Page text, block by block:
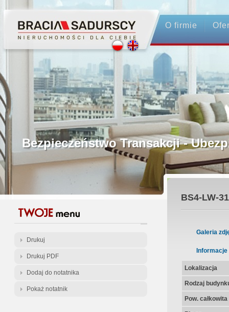
O firmie
Profesjonalne Pośrednictwo
Bezpieczeństwo Transakcji -
Licencjonowani Pośrednicy
Gwarancja Zwrotu Zadatku
Gratis - Przedwstępna Umowa
Drukuj
Drukuj PDF
Dodaj do notatnika
Pokaż notatnik
BS4-LW-
Galeria
Informacje
Lokalizacja
Rodzaj
Pow.